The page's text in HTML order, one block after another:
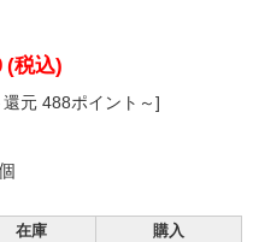
(税込)
元 488ポイント～]
在庫 購入